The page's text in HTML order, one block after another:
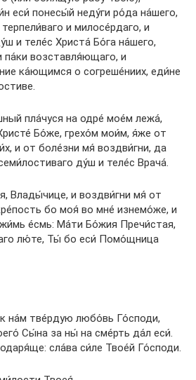
еси́ понесы́й неду́ги ро́да на́шего,
и милосе́рдаго, и
и теле́с Христа́ Бо́га на́шего,
па́ки возставля́ющаго, и
ка́ющимся о согреше́ниих, еди́не
пла́чуся на одре́ мое́м лежа́,
Бо́же, грехо́м мои́м, я́же от
и от боле́зни мя́ воздви́гни, да
ду́ш и теле́с Врача́.
Влады́чице, и воздви́гни мя́ от
бо моя́ во мне́ изнемо́же, и
е́смь: Ма́ти Бо́жия Пречи́стая,
лю́те, Ты́ бо еси́ Помо́щница
на́м тве́рдую любо́вь Го́споди,
Сы́на за ны́ на сме́рть да́л еси́.
сла́ва си́ле Твое́й Го́споди.